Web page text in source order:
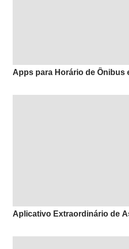
Apps para Horário de Ônibus
Aplicativo Extraordinário de